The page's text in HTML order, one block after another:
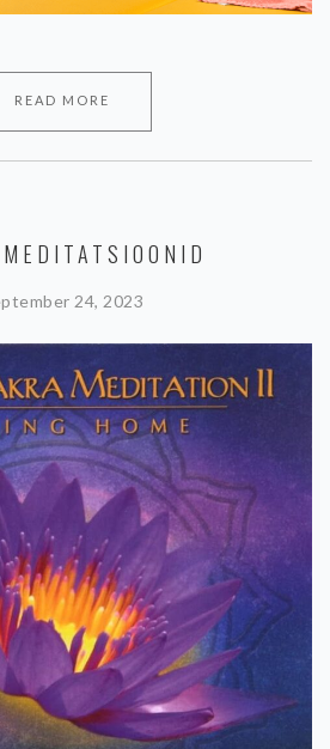
READ MORE
24, 2023